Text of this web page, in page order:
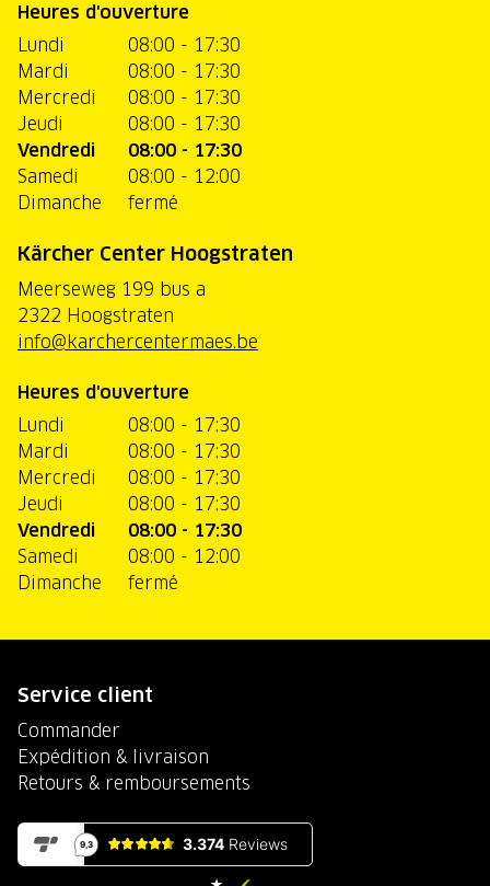
Heures d'ouverture
Lundi
08:00 - 17:30
Mardi
08:00 - 17:30
Mercredi
08:00 - 17:30
Jeudi
08:00 - 17:30
Vendredi
08:00 - 17:30
Samedi
08:00 - 12:00
Dimanche
fermé
Kärcher Center Hoogstraten
Meerseweg 199 bus a
2322 Hoogstraten
info@karchercentermaes.be
Heures d'ouverture
Lundi
08:00 - 17:30
Mardi
08:00 - 17:30
Mercredi
08:00 - 17:30
Jeudi
08:00 - 17:30
Vendredi
08:00 - 17:30
Samedi
08:00 - 12:00
Dimanche
fermé
Service client
Commander
Expédition & livraison
Retours & remboursements